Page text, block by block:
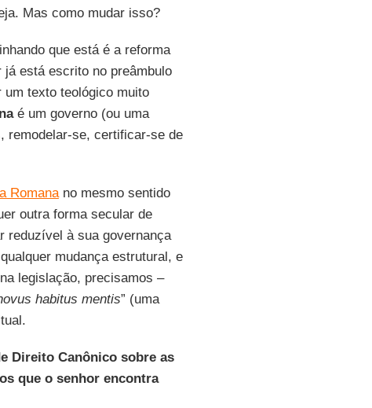
Mas como mudar isso?
que está é a reforma
está escrito no preâmbulo
texto teológico muito
é um governo (ou uma
remodelar-se, certificar-se de
Romanano mesmo sentido
outra forma secular de
reduzível à sua governança
mudança estrutural, e
legislação, precisamos –
habitus mentis” (uma
Direito Canônico sobre as
que o senhor encontra